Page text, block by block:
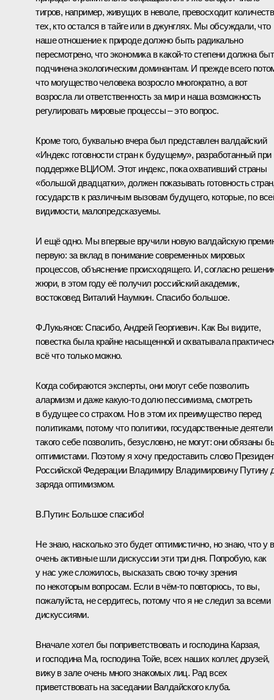
тигров, например, живущих в неволе, превосходит
тех, кто остался в тайге или в джунглях. Мы обсуждали, что
наше отношение к природе должно быть радикально
пересмотрено, что экономика в какой-то степени должна
подчинена экологическим доминантам. И прежде всего
что могущество человека возросло многократно, а вот
возросла ли ответственность за мир и наша возможность
регулировать мировые процессы – это вопрос.
Кроме того, буквально вчера был представлен валдайский
«Индекс готовности стран к будущему», разработанный при
поддержке ВЦИОМ. Этот индекс, пока охвативший страны
«большой двадцатки», должен показывать готовность
государств к различным вызовам будущего, которые, по
видимости, малопредсказуемы.
И ещё одно. Мы впервые вручили новую валдайскую
первую: за вклад в понимание современных мировых
процессов, объяснение происходящего. И, согласно
жюри, в этом году её получил российский академик,
востоковед Виталий Наумкин. Спасибо большое.
Ф.Лукьянов: Спасибо, Андрей Георгиевич. Как Вы видите,
повестка была крайне насыщенной и охватывала
всё что только можно.
Когда собираются эксперты, они могут себе позволить
алармизм и даже какую-то долю пессимизма, смотреть
в будущее со страхом. Но в этом их преимущество перед
политиками, потому что политики, государственные деятели
такого себе позволить, безусловно, не могут: они обязаны
оптимистами. Поэтому я хочу предоставить слово
Российской Федерации Владимиру Владимировичу Путину
заряда оптимизмом.
В.Путин: Большое спасибо!
Не знаю, насколько это будет оптимистично, но знаю, что у
очень активные шли дискуссии эти три дня. Попробую, как
у нас уже сложилось, высказать свою точку зрения
по некоторым вопросам. Если в чём-то повторюсь, то вы,
пожалуйста, не сердитесь, потому что я не следил за всеми
дискуссиями.
Вначале хотел бы поприветствовать и господина Карзая,
и господина Ма, господина Тойе, всех наших коллег, друзей,
вижу в зале очень много знакомых лиц. Рад всех
приветствовать на заседании Валдайского клуба.